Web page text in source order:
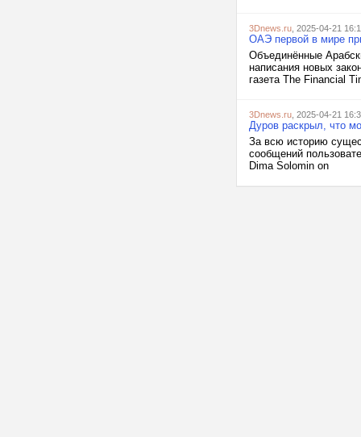
3Dnews.ru , 2025-04-21
ОАЭ первой в мире
Объединённые
написания новых
газета The Financial
3Dnews.ru , 2025-04-21
Дуров раскрыл, что
За всю историю
сообщений
Dima Solomin on